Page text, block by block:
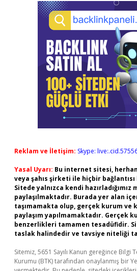
Reklam ve İletişim: Skype:
Yasal Uyarı: Bu internet sitesi,
veya şahıs şirketi ile hiçbir
Sitede yalnızca kendi hazırladığımız
paylaşılmaktadır. Burada yer alan
taşımamakta olup, gerçek kurum ve
paylaşım yapılmamaktadır. Gerçek
benzerlikleri tamamen tesadüfidir.
taslak halindedir ve tavsiye niteliği
Sitemiz, 5651 Sayılı Kanun gereğince Bilgi
Kurumu (BTK) tarafından onaylanmış bir